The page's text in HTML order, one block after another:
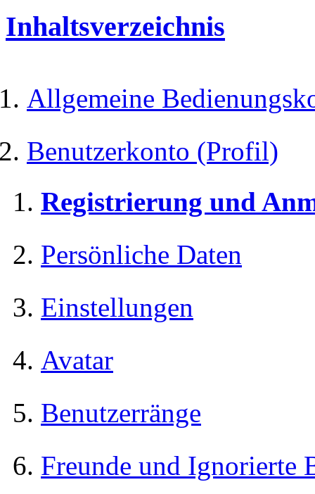
Inhaltsverzeichnis
Allgemeine
Benutzerkonto (Profil)
Registrierung und
Persönliche Daten
Einstellungen
Avatar
Benutzerränge
Freunde und Ignorierte